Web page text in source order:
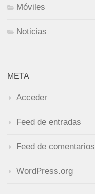
Móviles
Noticias
META
Acceder
Feed de entradas
Feed de comentarios
WordPress.org